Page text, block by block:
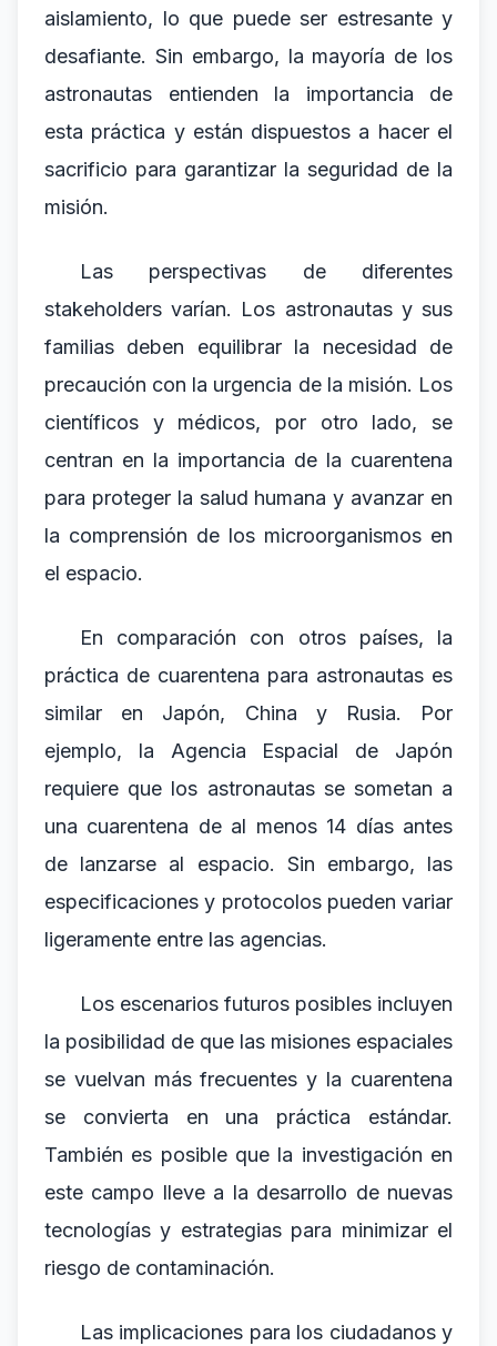
aislamiento, lo que puede ser estresante y
desafiante. Sin embargo, la mayoría de los
astronautas entienden la importancia de
esta práctica y están dispuestos a hacer el
sacrificio para garantizar la seguridad de la
misión.
Las perspectivas de diferentes
stakeholders varían. Los astronautas y sus
familias deben equilibrar la necesidad de
precaución con la urgencia de la misión. Los
científicos y médicos, por otro lado, se
centran en la importancia de la cuarentena
para proteger la salud humana y avanzar en
la comprensión de los microorganismos en
el espacio.
En comparación con otros países, la
práctica de cuarentena para astronautas es
similar en Japón, China y Rusia. Por
ejemplo, la Agencia Espacial de Japón
requiere que los astronautas se sometan a
una cuarentena de al menos 14 días antes
de lanzarse al espacio. Sin embargo, las
especificaciones y protocolos pueden variar
ligeramente entre las agencias.
Los escenarios futuros posibles incluyen
la posibilidad de que las misiones espaciales
se vuelvan más frecuentes y la cuarentena
se convierta en una práctica estándar.
También es posible que la investigación en
este campo lleve a la desarrollo de nuevas
tecnologías y estrategias para minimizar el
riesgo de contaminación.
Las implicaciones para los ciudadanos y